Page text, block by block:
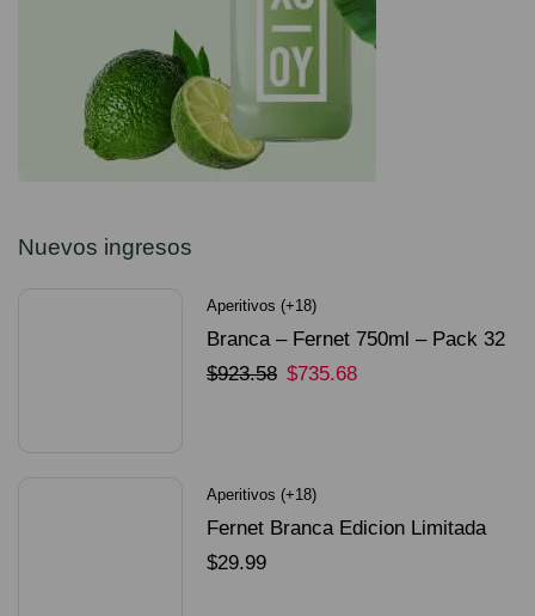
Nuevos ingresos
Aperitivos (+18)
Branca – Fernet 750ml – Pack 32
Unidades
$923.58 $735.68
Aperitivos (+18)
Fernet Branca Edicion Limitada
Dorado Mundial
$29.99